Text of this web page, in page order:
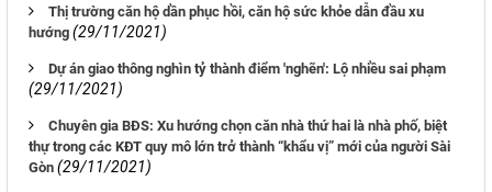
Thị trường căn hộ dần phục hồi, căn hộ sức khỏe dẫn đầu xu
hướng (29/11/2021)
Dự án giao thông nghìn tỷ thành điểm 'nghẽn': Lộ nhiều sai phạm
(29/11/2021)
Chuyên gia BĐS: Xu hướng chọn căn nhà thứ hai là nhà phố, biệt
thự trong các KĐT quy mô lớn trở thành “khẩu vị” mới của người Sài
Gòn (29/11/2021)